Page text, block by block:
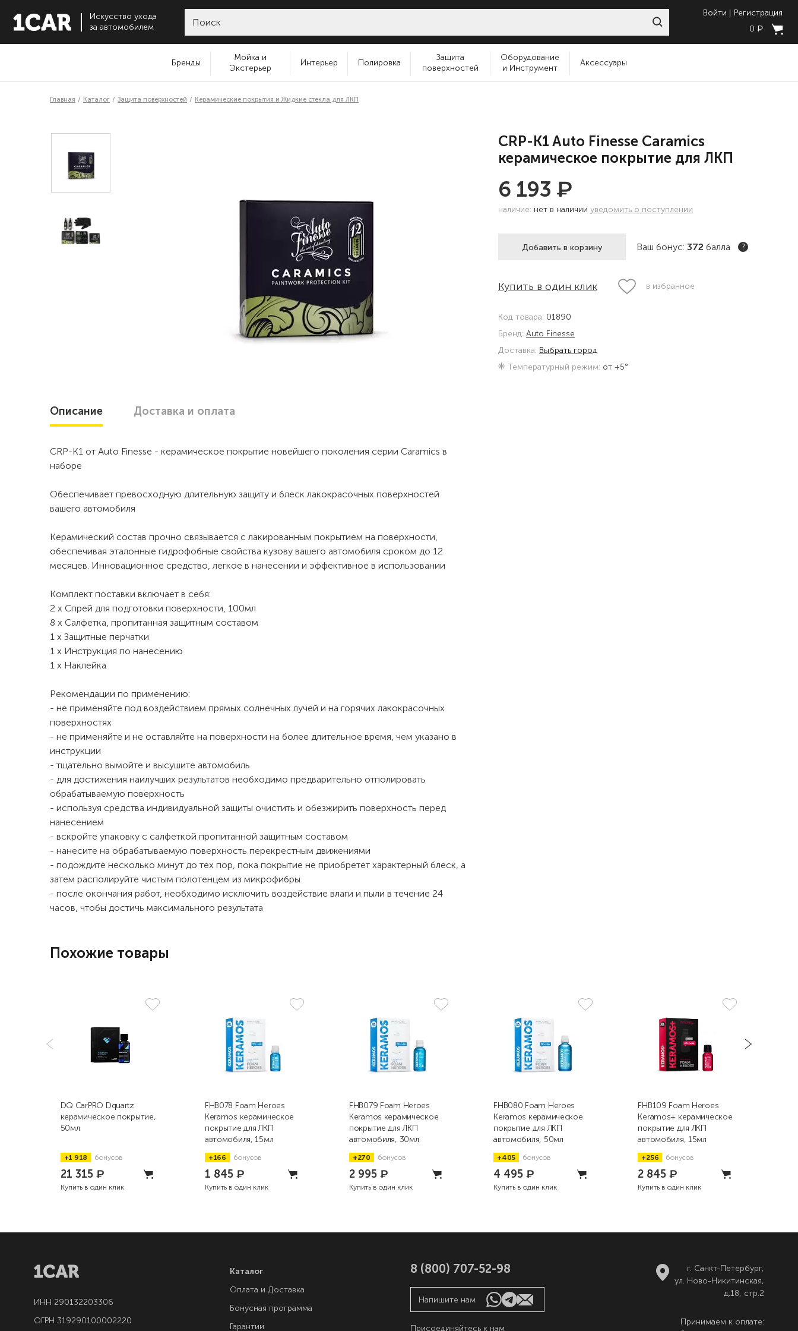
Искусство ухода
за автомобилем
Войти
Регистрация
0 ₽
Бренды
Мойка и
Экстерьер
Интерьер Полировка
Защита
поверхностей
Оборудование
и Инструмент
Аксессуары
Главная Каталог Защита поверхностей Керамические покрытия и Жидкие стекла для ЛКП
CRP-K1 Auto Finesse Caramics
керамическое покрытие для ЛКП
6 193 ₽
наличие: нет в наличии уведомить о поступлении
Добавить в корзину Ваш бонус: 372 балла ?
Купить в один клик в избранное
Код товара: 01890
Бренд: Auto Finesse
Доставка: Выбрать город
Температурный режим: от +5°
Описание Доставка и оплата
CRP-K1 от Auto Finesse - керамическое покрытие новейшего поколения серии Caramics в
наборе
Обеспечивает превосходную длительную защиту и блеск лакокрасочных поверхностей
вашего автомобиля
Керамический состав прочно связывается с лакированным покрытием на поверхности,
обеспечивая эталонные гидрофобные свойства кузову вашего автомобиля сроком до 12
месяцев. Инновационное средство, легкое в нанесении и эффективное в использовании
Комплект поставки включает в себя:
2 х Спрей для подготовки поверхности, 100мл
8 х Салфетка, пропитанная защитным составом
1 х Защитные перчатки
1 х Инструкция по нанесению
1 х Наклейка
Рекомендации по применению:
- не применяйте под воздействием прямых солнечных лучей и на горячих лакокрасочных
поверхностях
- не применяйте и не оставляйте на поверхности на более длительное время, чем указано в
инструкции
- тщательно вымойте и высушите автомобиль
- для достижения наилучших результатов необходимо предварительно отполировать
обрабатываемую поверхность
- используя средства индивидуальной защиты очистить и обезжирить поверхность перед
нанесением
- вскройте упаковку с салфеткой пропитанной защитным составом
- нанесите на обрабатываемую поверхность перекрестным движениями
- подождите несколько минут до тех пор, пока покрытие не приобретет характерный блеск, а
затем располируйте чистым полотенцем из микрофибры
- после окончания работ, необходимо исключить воздействие влаги и пыли в течение 24
часов, чтобы достичь максимального результата
Похожие товары
DQ CarPRO Dquartz
керамическое покрытие,
50мл
+1 918 бонусов
21 315 ₽
Купить в один клик
FHB078 Foam Heroes
Keramos керамическое
покрытие для ЛКП
автомобиля, 15мл
+166 бонусов
1 845 ₽
Купить в один клик
FHB079 Foam Heroes
Keramos керамическое
покрытие для ЛКП
автомобиля, 30мл
+270 бонусов
2 995 ₽
Купить в один клик
FHB080 Foam Heroes
Keramos керамическое
покрытие для ЛКП
автомобиля, 50мл
+405 бонусов
4 495₽
Купить в один клик
FHB109 Foam Heroes
Keramos+ керамическое
покрытие для ЛКП
автомобиля, 15мл
+256 бонусов
2 845₽
Купить в один клик
ИНН 290132203306
ОГРН 319290100002220
Каталог
Оплата и Доставка
Бонусная программа
Гарантии
8 (800) 707-52-98
Напишите нам
Присоединяйтесь к нам
г. Санкт-Петербург,
ул. Ново-Никитинская,
д.18, стр.2
Принимаем к оплате: